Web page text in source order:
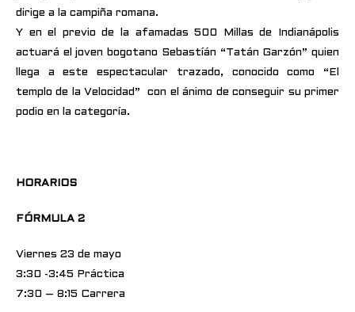
dirige a la campiña romana.
Y en el previo de la afamadas 500 Millas de Indianápolis
actuará el joven bogotano Sebastíán “Tatán Garzón” quien
llega a este espectacular trazado, conocido como “El
templo de la Velocidad” con el ánimo de conseguir su primer
podio en la categoría.
HORARIOS
FÓRMULA 2
Viernes 23 de mayo
3:30 -3:45 Práctica
7:30 – 8:15 Carrera